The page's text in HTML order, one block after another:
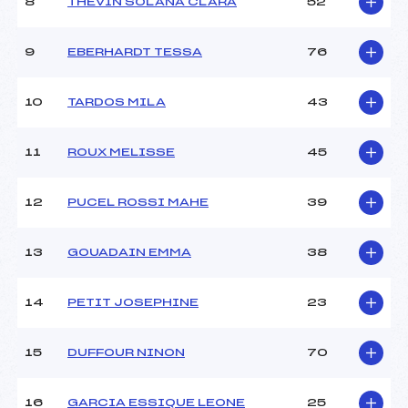
Ouvreurs C :
VIGNEAUX (PE)
11:58
NESTIER (PE)
Ouvreurs B :
CONSTANTIN (PE)
Ouvreurs D :
Température arrivée :
8 THEVIN SOLANA CLARA 52
9 EBERHARDT TESSA 76
10 TARDOS MILA 43
11 ROUX MELISSE 45
12 PUCEL ROSSI MAHE 39
13 GOUADAIN EMMA 38
14 PETIT JOSEPHINE 23
15 DUFFOUR NINON 70
16 GARCIA ESSIQUE LEONE 25